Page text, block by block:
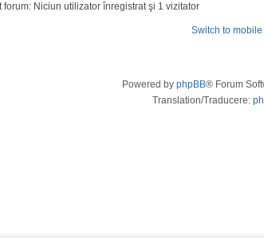
Niciun utilizator înregistrat şi 1 vizitator
Switch to mobile
Powered by phpBB® Forum
Translation/Traducere: